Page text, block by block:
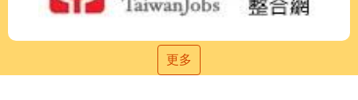
更多